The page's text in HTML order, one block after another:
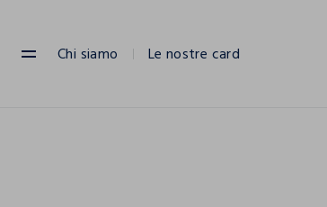
Chi siamo Le nostre card